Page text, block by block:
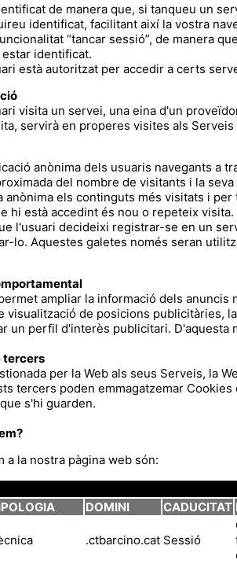
de manera que, si tanqueu un
identificat, facilitant així la vostra
“tancar sessió”, de manera
identificat.
està autoritzat per accedir a certs
visita un servei, una eina d'un
servirà en properes visites als
anònima dels usuaris navegants a
del nombre de visitants i la
anònima els continguts més visitats i
hi està accedint és nou o repeteix visita.
l'usuari decideixi registrar-se en un
lo. Aquestes galetes només seran
ampliar la informació dels anuncis
visualització de posicions publicitàries,
un perfil d'interès publicitari.
tercers
per la Web als seus Serveis, la
tercers poden emmagatzemar
s'hi guarden.
a la nostra pàgina web són:
DOMINI CADUCITAT
.ctbarcino.cat Sessió